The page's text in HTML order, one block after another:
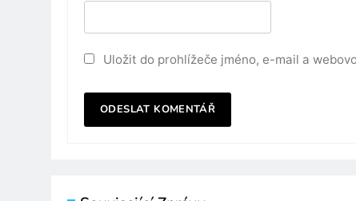
Uložit do prohlížeče jméno, e-mail a